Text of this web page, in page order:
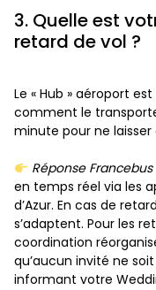
3. Quelle est
retard de vol ?
Le « Hub » aéroport
comment le
minute pour ne
Réponse
en temps réel via les
d’Azur. En cas de
s’adaptent. Pour les
coordination
qu’aucun invité ne
informant votre